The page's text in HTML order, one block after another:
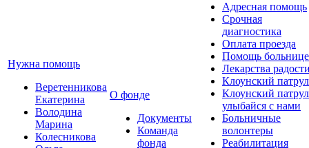
Нужна помощь
Веретенникова
Екатерина
Володина
Марина
Колесникова
О фонде
Документы
Команда
фонда
Адресная помощь
Срочная
диагностика
Оплата проезда
Помощь больнице
Лекарства
Клоунский
Клоунский
улыбайся с нами
Больничные
волонтеры
Реабилитация